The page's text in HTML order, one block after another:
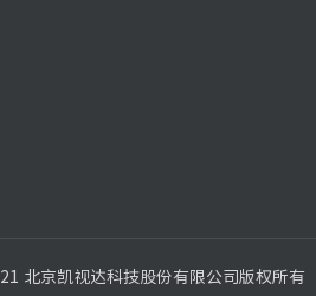
北京凯视达科技股份有限公司版权所有